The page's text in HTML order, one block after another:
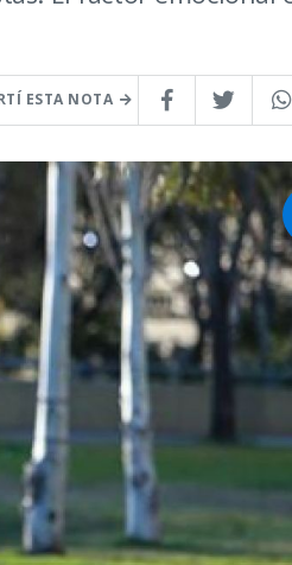
ESTA NOTA